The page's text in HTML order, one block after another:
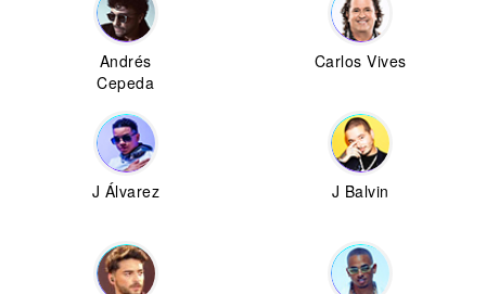
Andrés
Cepeda
Carlos Vives
J Álvarez J Balvin